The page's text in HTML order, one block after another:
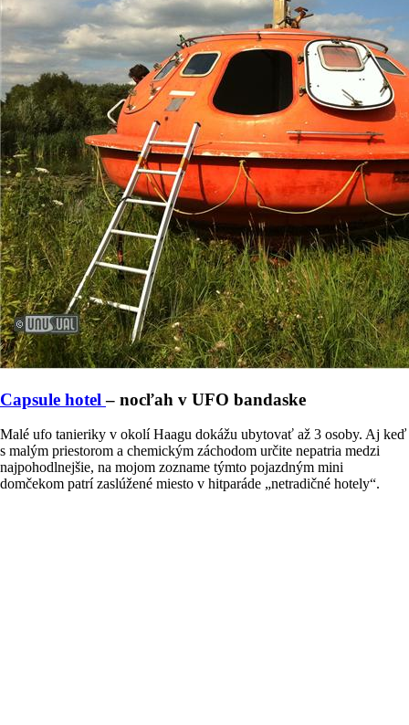
Capsule hotel– nocľah v UFO bandaske
Malé ufo tanieriky v okolí Haagu dokážu ubytovať až 3 osoby. Aj keď
s malým priestorom a chemickým záchodom určite nepatria medzi
najpohodlnejšie, na mojom zozname týmto pojazdným mini
domčekom patrí zaslúžené miesto v hitparáde „netradičné hotely“.